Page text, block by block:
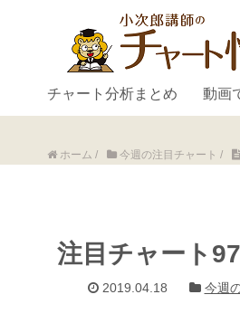
チャート分析まとめ 動画
ホーム / 今週の注目チャート /
注目チャート
2019.04.18 今週